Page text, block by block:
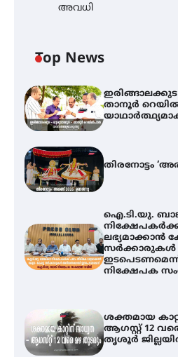
അവധി
Top News
താനൂർ
തിരനോട്ടം
ഐ.ടി.യു.
ലഭ്യമാക്കാൻ
സർക്കാരുകൾ
നിക്ഷേപക
ശക്തമായ
ആഗസ്റ്റ് 12
തൃശൂർ